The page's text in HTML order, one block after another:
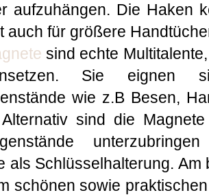
aufzuhängen. Die Haken
auch für größere
sind echte
Sie eignen
wie z.B Besen,
sind die
als Schlüsselhalterung.
schönen sowie